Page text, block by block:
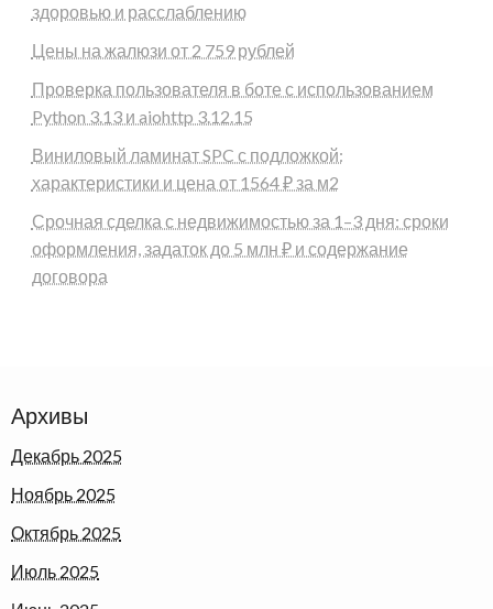
здоровью и расслаблению
Цены на жалюзи от 2 759 рублей
Проверка пользователя в боте с использованием
Python 3.13 и aiohttp 3.12.15
Виниловый ламинат SPC с подложкой:
характеристики и цена от 1564 ₽ за м2
Срочная сделка с недвижимостью за 1–3 дня: сроки
оформления, задаток до 5 млн ₽ и содержание
договора
Архивы
Декабрь 2025
Ноябрь 2025
Октябрь 2025
Июль 2025